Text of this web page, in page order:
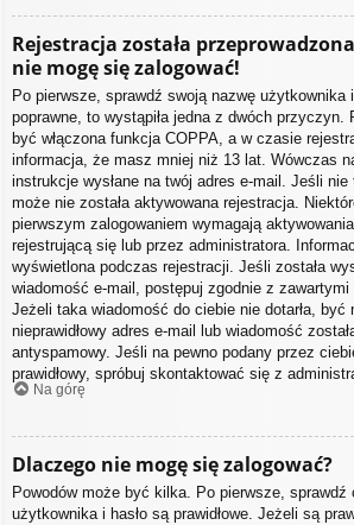
Rejestracja została
nie mogę się zalogować!
Po pierwsze, sprawdź swoją nazwę użytkownika
poprawne, to wystąpiła jedna z dwóch przyczyn.
być włączona funkcja COPPA, a w czasie
informacja, że masz mniej niż 13 lat. Wówczas
instrukcje wysłane na twój adres e-mail. Jeśli
może nie została aktywowana rejestracja.
pierwszym zalogowaniem wymagają
rejestrującą się lub przez administratora.
wyświetlona podczas rejestracji. Jeśli została
wiadomość e-mail, postępuj zgodnie z zawartymi
Jeżeli taka wiadomość do ciebie nie dotarła, być
nieprawidłowy adres e-mail lub wiadomość
antyspamowy. Jeśli na pewno podany przez
prawidłowy, spróbuj skontaktować się z
Na górę
Dlaczego nie mogę się zalogować?
Powodów może być kilka. Po pierwsze, sprawdź
użytkownika i hasło są prawidłowe. Jeżeli są